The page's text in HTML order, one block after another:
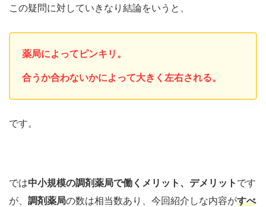
この疑問に対していきなり結論をいうと、
薬局によってピンキリ。
合うか合わないかによって大きく左右される。
です。
では中小規模の調剤薬局で働くメリット、デメリット です
が、 調剤薬局の数は相当数あり、今回紹介しな内容がすべ